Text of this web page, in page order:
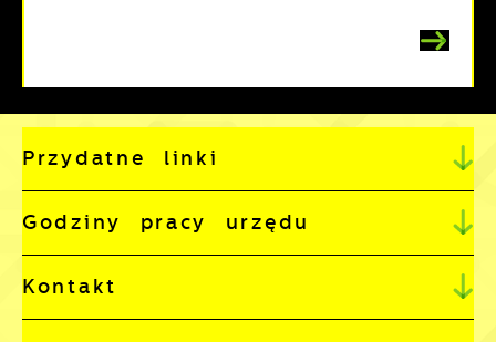
Przydatne linki
Godziny pracy urzędu
Kontakt